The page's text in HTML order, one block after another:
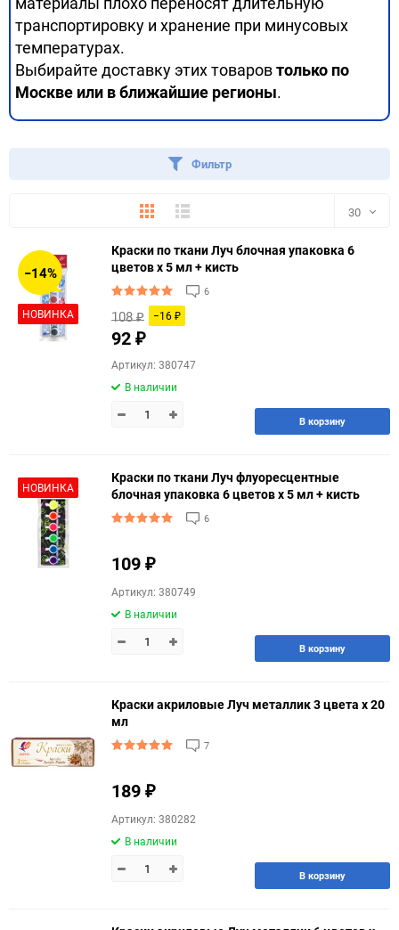
транспортировку и хранение при минусовых
температурах.
Выбирайте доставку этих товаровтолько по
Москве или в ближайшие регионы.
Фильтр
ПлиткаПодробно 30
30
−14%
НОВИНКА
Краски по ткани Луч блочная упаковка 6
цветов х 5 мл + кисть
6
108₽ −16 ₽
92 ₽
Артикул: 380747
В наличии
В корзину
НОВИНКА
Краски по ткани Луч флуоресцентные
блочная упаковка 6 цветов х 5 мл + кисть
6
109 ₽
Артикул: 380749
В наличии
В корзину
Краски акриловые Луч металлик 3 цвета х 20
мл
7
189 ₽
Артикул: 380282
В наличии
В корзину